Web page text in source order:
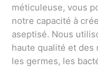
méticuleuse, vous
notre capacité à
aseptisé. Nous
haute qualité et
les germes, les